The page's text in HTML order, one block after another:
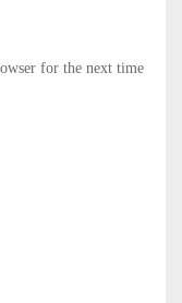
for the next time